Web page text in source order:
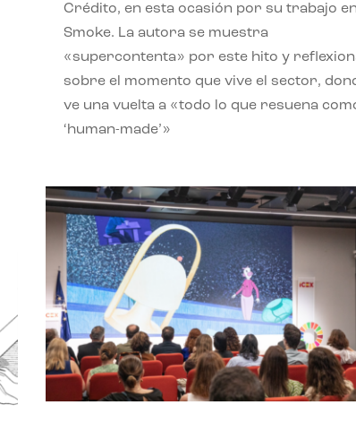
Crédito, en esta ocasión por su trabajo
Smoke. La autora se muestra
«supercontenta» por este hito y
sobre el momento que vive el sector,
ve una vuelta a «todo lo que resuena
‘human-made’»